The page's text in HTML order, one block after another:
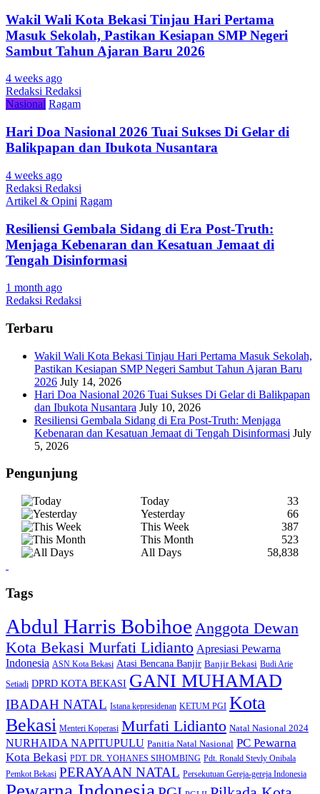
Wakil Wali Kota Bekasi Tinjau Hari Pertama
Masuk Sekolah, Pastikan Kesiapan SMP Negeri
Sambut Tahun Ajaran Baru 2026
4 weeks ago
Redaksi Redaksi
Nasional Ragam
Hari Doa Nasional 2026 Tuai Sukses Di Gelar di
Balikpapan dan Ibukota Nusantara
4 weeks ago
Redaksi Redaksi
Artikel & Opini Ragam
Resiliensi Gembala Sidang di Era Post-Truth:
Menjaga Kebenaran dan Kesatuan Jemaat di
Tengah Disinformasi
1 month ago
Redaksi Redaksi
Terbaru
Wakil Wali Kota Bekasi Tinjau Hari Pertama Masuk Sekolah,
Pastikan Kesiapan SMP Negeri Sambut Tahun Ajaran Baru
2026 July 14, 2026
Hari Doa Nasional 2026 Tuai Sukses Di Gelar di Balikpapan
dan Ibukota Nusantara July 10, 2026
Resiliensi Gembala Sidang di Era Post-Truth: Menjaga
Kebenaran dan Kesatuan Jemaat di Tengah Disinformasi July
5, 2026
Pengunjung
Today
33
Yesterday
66
This Week
387
This Month
523
All Days
58,838
Tags
Abdul Harris Bobihoe Anggota Dewan
Kota Bekasi Murfati Lidianto Apresiasi Pewarna
Indonesia ASN Kota Bekasi Atasi Bencana Banjir Banjir Bekasi Budi Arie
Setiadi DPRD KOTA BEKASI GANI MUHAMAD
IBADAH NATAL Istana kepresidenan KETUM PGI Kota
Bekasi Menteri Koperasi Murfati Lidianto Natal Nasional 2024
NURHAIDA NAPITUPULU Panitia Natal Nasional PC Pewarna
Kota Bekasi PDT. DR. YOHANES SIHOMBING Pdt. Ronald Stevly Onibala
Pemkot Bekasi PERAYAAN NATAL Persekutuan Gereja-gereja Indonesia